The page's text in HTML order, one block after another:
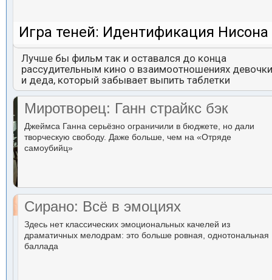
Игра теней: Идентификация Нисона
Лучше бы фильм так и оставался до конца
рассудительным кино о взаимоотношениях девочки
и деда, который забывает выпить таблетки
Миротворец: Ганн страйкс бэк
Джеймса Ганна серьёзно ограничили в бюджете, но дали
творческую свободу. Даже больше, чем на «Отряде
самоубийц»
Сирано: Всё в эмоциях
Здесь нет классических эмоциональных качелей из
драматичных мелодрам: это больше ровная, однотональная
баллада